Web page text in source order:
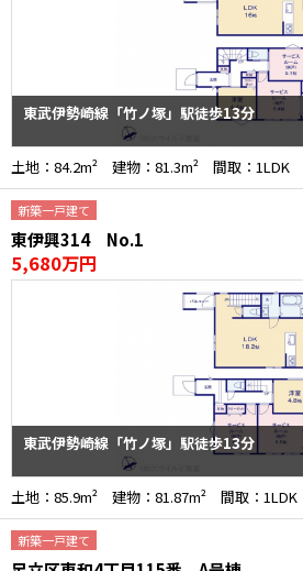
東武伊勢崎線「竹ノ塚」駅徒歩13分
土地：84.2m² 建物：81.3m² 間取：1LDK
新築一戸建て
東伊興314 No.1
5,680万円
東武伊勢崎線「竹ノ塚」駅徒歩13分
土地：85.9m² 建物：81.87m² 間取：1LDK
新築一戸建て